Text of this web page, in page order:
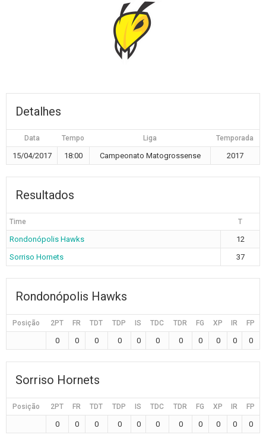
Detalhes
Data Tempo Liga Temporada
15/04/2017 18:00 Campeonato Matogrossense 2017
Resultados
Time T
Rondonópolis Hawks
12
Sorriso Hornets
37
Rondonópolis Hawks
Posição 2PT FR TDT TDP IS TDC TDR FG XP IR FP
0 0 0 0 0 0 0 0 0 0 0
Sorriso Hornets
Posição 2PT FR TDT TDP IS TDC TDR FG XP IR FP
0 0 0 0 0 0 0 0 0 0 0